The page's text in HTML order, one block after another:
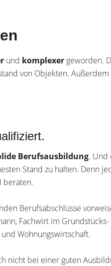
und komplexer geworden.
von Objekten. Außerdem
Berufsausbildung. Und
Stand zu halten. Denn
beraten.
Berufsabschlüsse
Fachwirt im
Wohnungswirtschaft.
nicht bei einer guten